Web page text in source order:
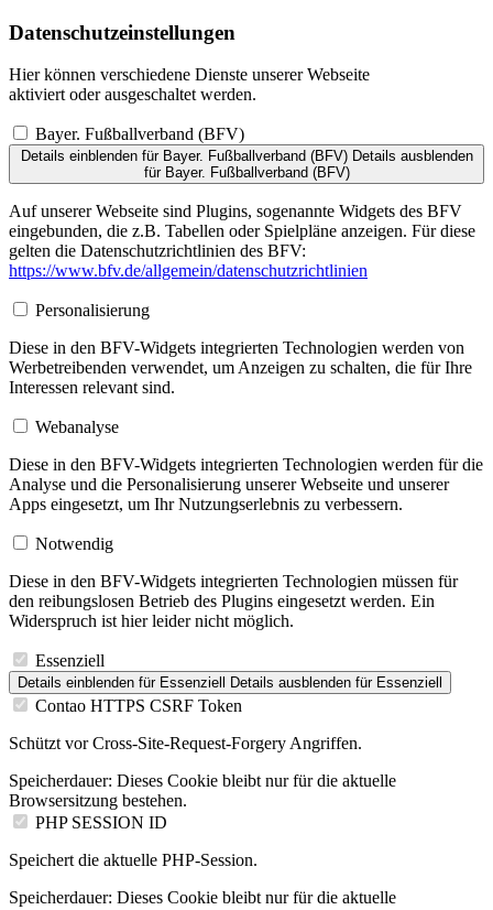
Datenschutzeinstellungen
Hier können verschiedene Dienste unserer Webseite
aktiviert oder ausgeschaltet werden.
Bayer. Fußballverband (BFV)
Details einblendenfür Bayer. Fußballverband (BFV) Details ausblenden
für Bayer. Fußballverband (BFV)
Auf unserer Webseite sind Plugins, sogenannte Widgets des BFV
eingebunden, die z.B. Tabellen oder Spielpläne anzeigen. Für diese
gelten die Datenschutzrichtlinien des BFV:
https://www.bfv.de/allgemein/datenschutzrichtlinien
Personalisierung
Diese in den BFV-Widgets integrierten Technologien werden von
Werbetreibenden verwendet, um Anzeigen zu schalten, die für Ihre
Interessen relevant sind.
Webanalyse
Diese in den BFV-Widgets integrierten Technologien werden für die
Analyse und die Personalisierung unserer Webseite und unserer
Apps eingesetzt, um Ihr Nutzungserlebnis zu verbessern.
Notwendig
Diese in den BFV-Widgets integrierten Technologien müssen für
den reibungslosen Betrieb des Plugins eingesetzt werden. Ein
Widerspruch ist hier leider nicht möglich.
Essenziell
Details einblenden für Essenziell Details ausblenden für Essenziell
Contao HTTPS CSRF Token
Schützt vor Cross-Site-Request-Forgery Angriffen.
Speicherdauer: Dieses Cookie bleibt nur für die aktuelle
Browsersitzung bestehen.
PHP SESSION ID
Speichert die aktuelle PHP-Session.
Speicherdauer: Dieses Cookie bleibt nur für die aktuelle